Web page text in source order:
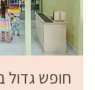
חופש גדול